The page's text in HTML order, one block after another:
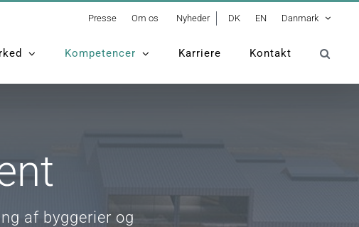
Presse Om os Nyheder DK EN Danmark
Kompetencer Karriere Kontakt
af byggerier og